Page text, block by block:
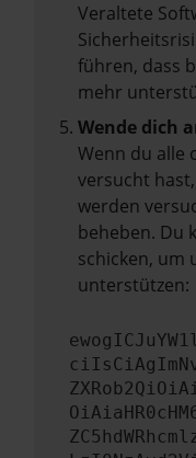
Veraltete
führen, dass
mehr
Wende dich
Wenn du alle
versucht
werden
beheben. Du
schicken, um
unterstützen: